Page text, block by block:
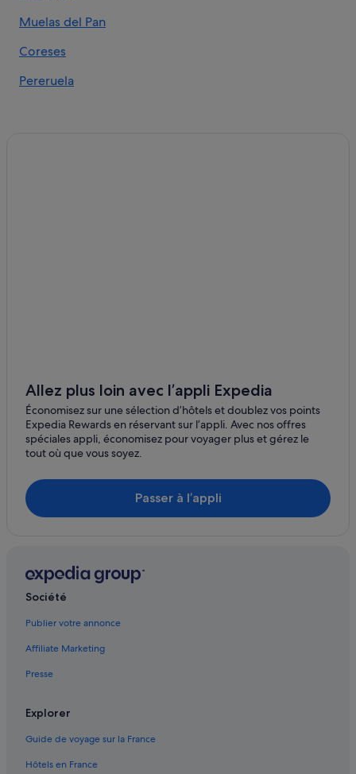
Toro : hôtels
Zamora : Auberges de jeunesse
Zamora : hôtels
Zamora : Maisons de campagne
Zamora : Maisons de ville
Zamora : Résidences de vacances
Zamora : Complexes hôteliers
Muelas del Pan
Coreses
Pereruela
Allez plus loin avec l’appli Expedia
Économisez sur une sélection d’hôtels et doublez vos points
Expedia Rewards en réservant sur l’appli. Avec nos offres
spéciales appli, économisez pour voyager plus et gérez le
tout où que vous soyez.
Passer à l’appli
Société
Publier votre annonce
Affiliate Marketing
Presse
Explorer
Guide de voyage sur la France
Hôtels en France